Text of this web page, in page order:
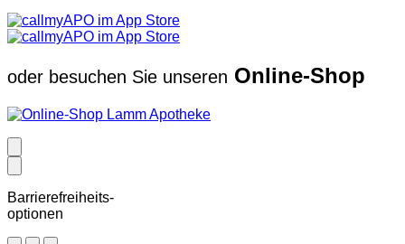
oder besuchen Sie unseren Online-Shop
Barrierefreiheits-
optionen